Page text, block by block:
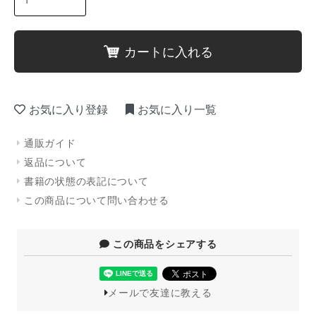
カートに入れる
お気に入り登録 お気に入り一覧
通販ガイド
返品について
書籍の状態の表記について
この商品について問い合わせる
この商品をシェアする
メールで友達に教える